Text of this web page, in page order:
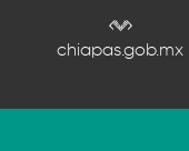
chiapas.gob.mx